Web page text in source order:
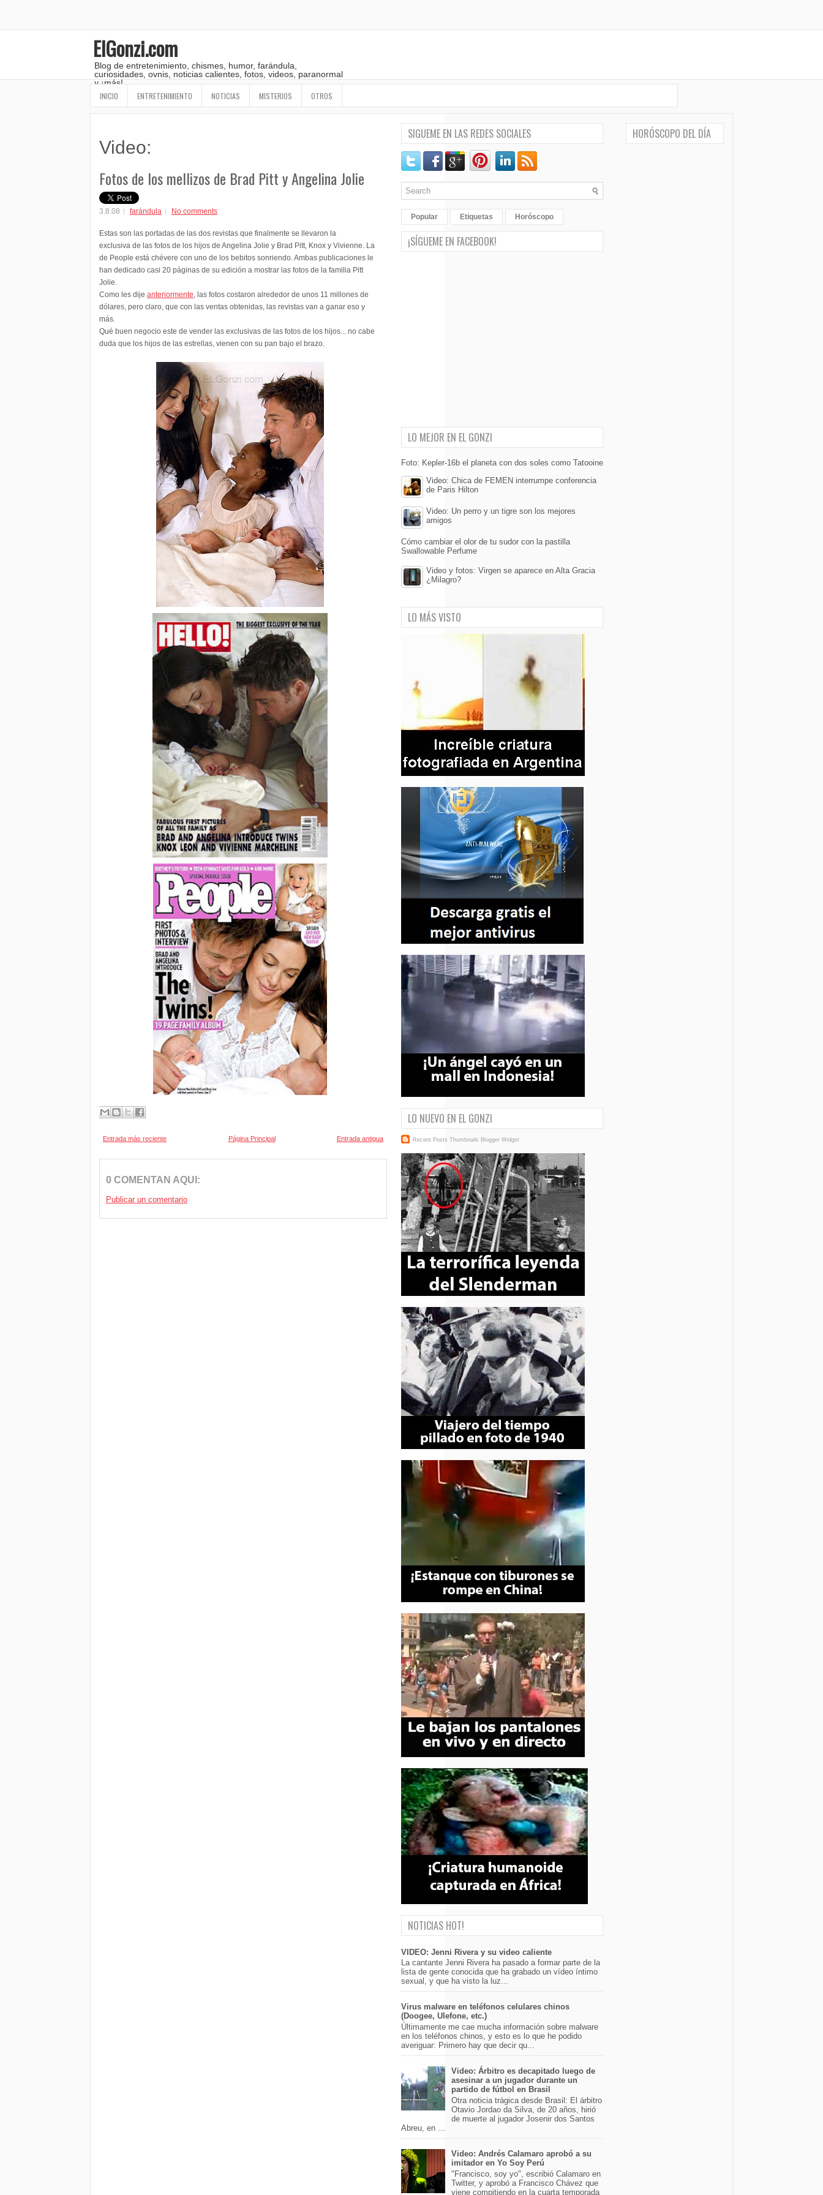
ElGonzi.com
Blog de entretenimiento, chismes, humor, farándula,
curiosidades, ovnis, noticias calientes, fotos, videos, paranormal
y ¡más!
INICIO ENTRETENIMIENTO NOTICIAS MISTERIOS OTROS
Video:
Fotos de los mellizos de Brad Pitt y Angelina Jolie
3.8.08 farándula No comments
Estas son las portadas de las dos revistas que finalmente se llevaron la
exclusiva de las fotos de los hijos de Angelina Jolie y Brad Pitt, Knox y Vivienne. La
de People está chévere con uno de los bebitos sonriendo. Ambas publicaciones le
han dedicado casi 20 páginas de su edición a mostrar las fotos de la familia Pitt
Jolie.
Como les dije anteriormente, las fotos costaron alrededor de unos 11 millones de
dólares, pero claro, que con las ventas obtenidas, las revistas van a ganar eso y
más.
Qué buen negocio este de vender las exclusivas de las fotos de los hijos... no cabe
duda que los hijos de las estrellas, vienen con su pan bajo el brazo.
Entrada más reciente Entrada antigua
Página Principal
0 COMENTAN AQUI:
Publicar un comentario
SIGUEME EN LAS REDES SOCIALES
Popular Etiquetas Horóscopo
¡SÍGUEME EN FACEBOOK!
LO MEJOR EN EL GONZI
Foto: Kepler-16b el planeta con dos soles como Tatooine
Video: Chica de FEMEN interrumpe conferencia
de Paris Hilton
Video: Un perro y un tigre son los mejores
amigos
Cómo cambiar el olor de tu sudor con la pastilla
Swallowable Perfume
Video y fotos: Virgen se aparece en Alta Gracia
¿Milagro?
LO MÁS VISTO
LO NUEVO EN EL GONZI
Recent Posts Thumbnails Blogger Widget
NOTICIAS HOT!
VIDEO: Jenni Rivera y su video caliente
La cantante Jenni Rivera ha pasado a formar parte de la
lista de gente conocida que ha grabado un vídeo íntimo
sexual, y que ha visto la luz...
Virus malware en teléfonos celulares chinos
(Doogee, Ulefone, etc.)
Últimamente me cae mucha información sobre malware
en los teléfonos chinos, y esto es lo que he podido
averiguar: Primero hay que decir qu...
Video: Árbitro es decapitado luego de
asesinar a un jugador durante un
partido de fútbol en Brasil
Otra noticia trágica desde Brasil: El árbitro
Otavio Jordao da Silva, de 20 años, hirió
de muerte al jugador Josenir dos Santos
Abreu, en ...
Video: Andrés Calamaro aprobó a su
imitador en Yo Soy Perú
"Francisco, soy yo", escribió Calamaro en
Twitter, y aprobó a Francisco Chávez que
viene compitiendo en la cuarta temporada
HORÓSCOPO DEL DÍA